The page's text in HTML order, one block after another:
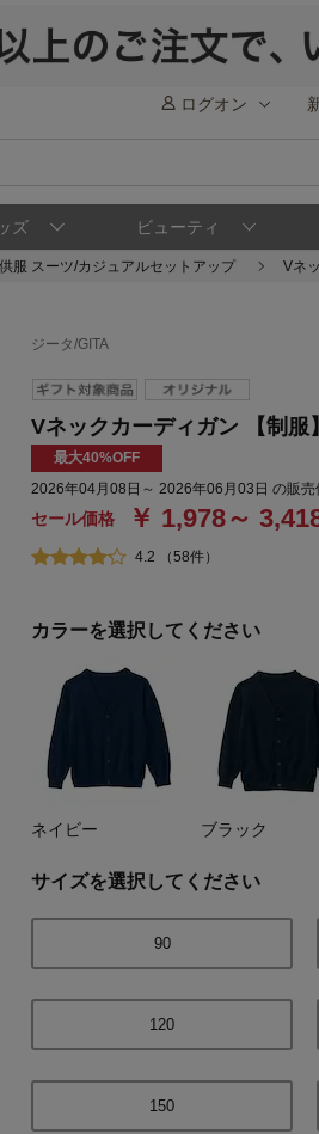
ログオン
ズ ビューティ
服 スーツ/カジュアルセットアップ Vネ
ジータ/GITA
Vネックカーディガン 【制服】
最大40%OFF
2026年04月08日～ 2026年06月03日 の販売
セール価格 ￥ 1,978～
4.2 （58件）
カラーを選択してください
ネイビー ブラック
サイズを選択してください
90
120
150